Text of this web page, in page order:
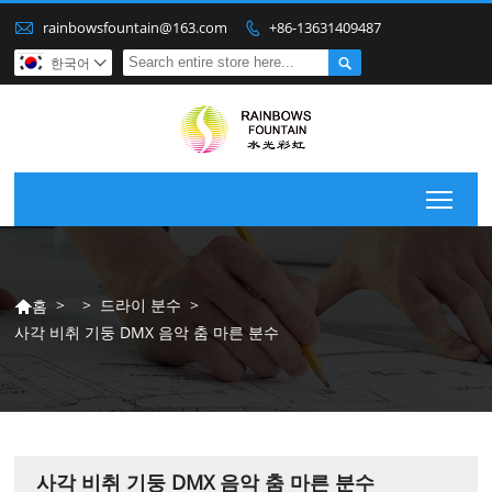
 rainbowsfountain@163.com  +86-13631409487

한국어 
홈 > > 드라이 분수 >
사각 비취 기둥 DMX 음악 춤 마른 분수
사각 비취 기둥 DMX 음악 춤 마른 분수